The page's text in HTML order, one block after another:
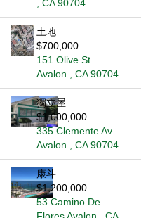
, CA 90704
土地
$700,000
151 Olive St.
Avalon , CA 90704
獨立屋
$1,000,000
335 Clemente Av
Avalon , CA 90704
康斗
$1,200,000
53 Camino De